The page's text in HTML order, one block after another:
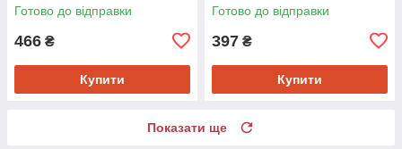
MF300WCAPIBARAGN)
Готово до відправки
466 ₴
Купити
Готово до відправки
397 ₴
Купити
Показати ще